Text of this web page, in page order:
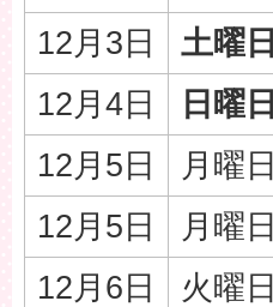
12月3日 土曜日
12月4日
日曜日
12月5日
月曜日
12月5日
月曜日
12月6日
火曜日